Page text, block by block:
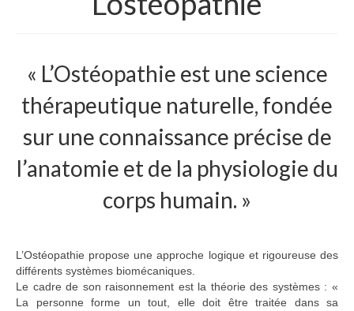
« L’Ostéopathie est une science
thérapeutique naturelle, fondée
sur une connaissance précise de
l’anatomie et de la physiologie du
corps humain. »
L’Ostéopathie propose une approche logique et rigoureuse des
différents systèmes biomécaniques.
Le cadre de son raisonnement est la théorie des systèmes : «
La personne forme un tout, elle doit être traitée dans sa